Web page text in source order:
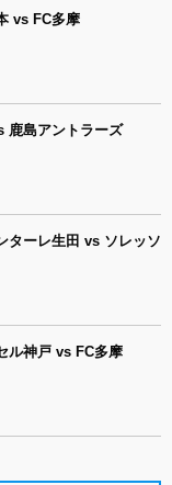
vs FC多摩
鹿島アントラーズ
ターレ生田 vs ソレッソ
ル神戸 vs FC多摩